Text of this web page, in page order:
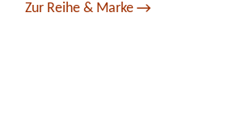
Zur Reihe & Marke